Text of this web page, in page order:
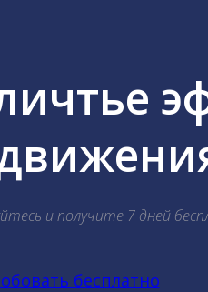
и получите 7 дней
бесплатно